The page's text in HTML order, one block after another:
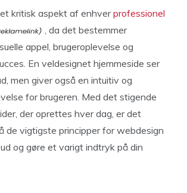
kritisk aspekt af enhverprofessionel
, da det bestemmer
appel, brugeroplevelse og
En veldesignet hjemmeside ser
men giver også en intuitiv og
for brugeren. Med det stigende
der oprettes hver dag, er det
de vigtigste principper for webdesign
og gøre et varigt indtryk på din